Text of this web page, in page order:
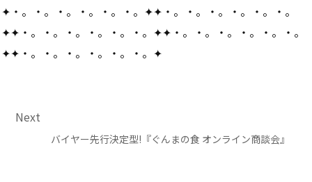
✦・。・。・。・。・。・。✦✦・。・。・。・。・。・。
✦✦・。・。・。・。・。・。✦✦・。・。・。・。・。・。
✦✦・。・。・。・。・。・。✦
バイヤー先行決定型!『ぐんまの食 オンライン商談会』
Next